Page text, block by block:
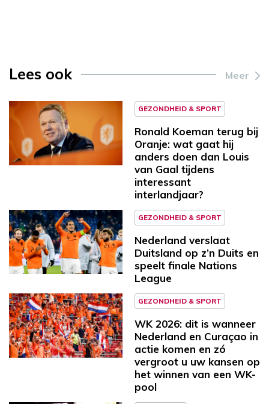
Lees ook Meer
GEZONDHEID & SPORT
Ronald Koeman terug bij
Oranje: wat gaat hij
anders doen dan Louis
van Gaal tijdens
interessant
interlandjaar?
GEZONDHEID & SPORT
Nederland verslaat
Duitsland op z’n Duits en
speelt finale Nations
League
GEZONDHEID & SPORT
WK 2026: dit is wanneer
Nederland en Curaçao in
actie komen en zó
vergroot u uw kansen op
het winnen van een WK-
pool